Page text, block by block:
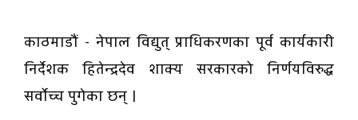
काठमाडौं - नेपाल विद्युत् प्राधिकरणका पूर्व कार्यकारी
निर्देशक हितेन्द्रदेव शाक्य सरकारको निर्णयविरुद्ध
सर्वोच्च पुगेका छन् ।